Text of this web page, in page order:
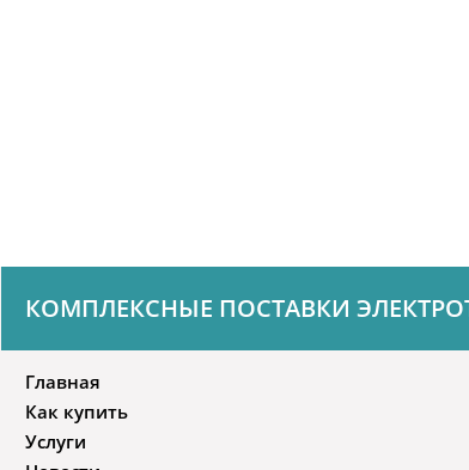
КОМПЛЕКСНЫЕ ПОСТАВКИ
Главная
Как купить
Услуги